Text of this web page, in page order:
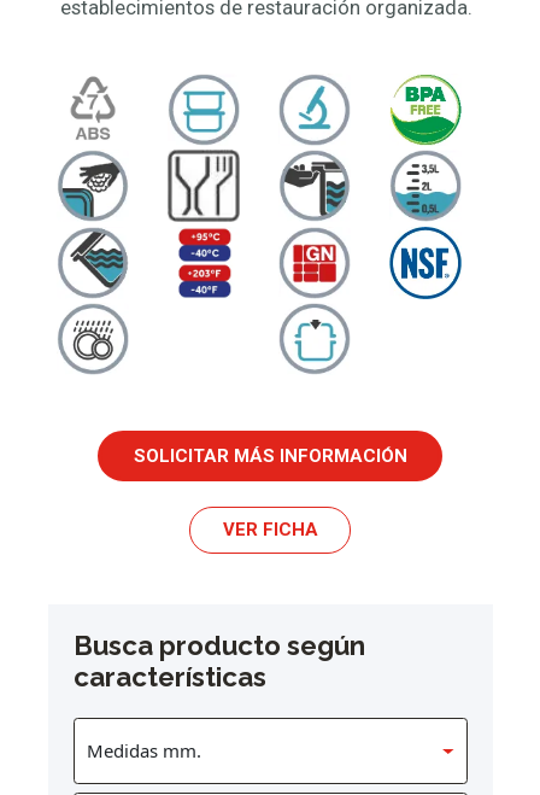
establecimientos de restauración organizada.
SOLICITAR MÁS INFORMACIÓN
VER FICHA
Busca producto según
características